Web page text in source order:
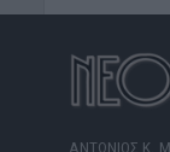
ΑΝΤΩΝΙΟΣ Κ.